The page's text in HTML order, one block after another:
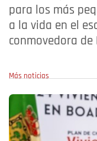
para los más
a la vida en el
conmovedora de
Más noticias